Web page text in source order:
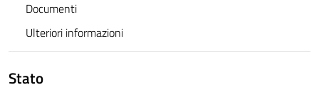
Documenti
Ulteriori informazioni
Stato